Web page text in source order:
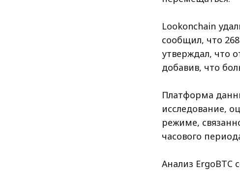
Lookonchain
сообщил, что
утверждал, что
добавив, что
Платформа
исследование,
режиме,
часового
Анализ ErgoBTC